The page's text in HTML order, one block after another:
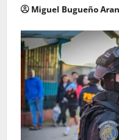
Miguel Bugueño